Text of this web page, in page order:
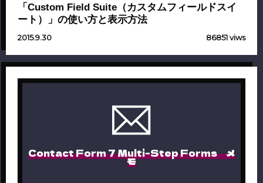
「Custom Field Suite（カスタムフィールドスイ
ート）」の使い方と表示方法
2015.9.30 86851 viws
Contact Form 7 Multi-Step Forms メ
モ